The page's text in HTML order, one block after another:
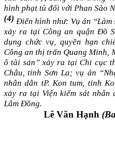
hình phạt tù đối với Phan Sào
(4) Điển hình như: Vụ án “Làm
xảy ra tại Công an quận Đồ
dụng chức vụ, quyền hạn
Công an thị trấn Quang Minh,
ô tài sản” xảy ra tại Chi cục
Châu, tỉnh Sơn La; vụ án
nhân dân tP. Kon tum, tỉnh
xảy ra tại Viện kiểm sát nhân
Lâm Đồng.
Lê Văn Hạnh